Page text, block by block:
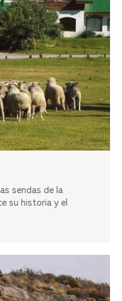
sendas de la
su historia y el